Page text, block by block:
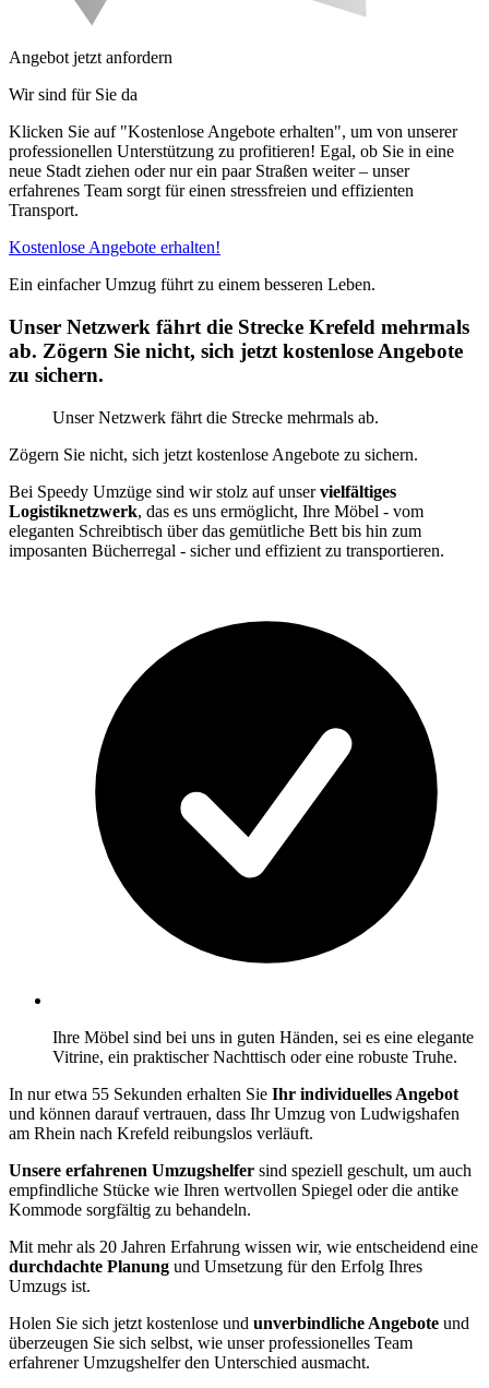
Angebot jetzt anfordern
Wir sind für Sie da
Klicken Sie auf "Kostenlose Angebote erhalten", um von unserer
professionellen Unterstützung zu profitieren! Egal, ob Sie in eine
neue Stadt ziehen oder nur ein paar Straßen weiter – unser
erfahrenes Team sorgt für einen stressfreien und effizienten
Transport.
Kostenlose Angebote erhalten!
Ein einfacher Umzug führt zu einem besseren Leben.
Unser Netzwerk fährt die Strecke Krefeld mehrmals
ab. Zögern Sie nicht, sich jetzt kostenlose Angebote
zu sichern.
Unser Netzwerk fährt die Strecke mehrmals ab.
Zögern Sie nicht, sich jetzt kostenlose Angebote zu sichern.
Bei Speedy Umzüge sind wir stolz auf unservielfältiges
Logistiknetzwerk, das es uns ermöglicht, Ihre Möbel - vom
eleganten Schreibtisch über das gemütliche Bett bis hin zum
imposanten Bücherregal - sicher und effizient zu transportieren.
Ihre Möbel sind bei uns in guten Händen, sei es eine elegante
Vitrine, ein praktischer Nachttisch oder eine robuste Truhe.
In nur etwa 55 Sekunden erhalten Sie Ihr individuelles Angebot
und können darauf vertrauen, dass Ihr Umzug von Ludwigshafen
am Rhein nach Krefeld reibungslos verläuft.
Unsere erfahrenen Umzugshelfer sind speziell geschult, um auch
empfindliche Stücke wie Ihren wertvollen Spiegel oder die antike
Kommode sorgfältig zu behandeln.
Mit mehr als 20 Jahren Erfahrung wissen wir, wie entscheidend eine
durchdachte Planung und Umsetzung für den Erfolg Ihres
Umzugs ist.
Holen Sie sich jetzt kostenlose und unverbindliche Angebote und
überzeugen Sie sich selbst, wie unser professionelles Team
erfahrener Umzugshelfer den Unterschied ausmacht.